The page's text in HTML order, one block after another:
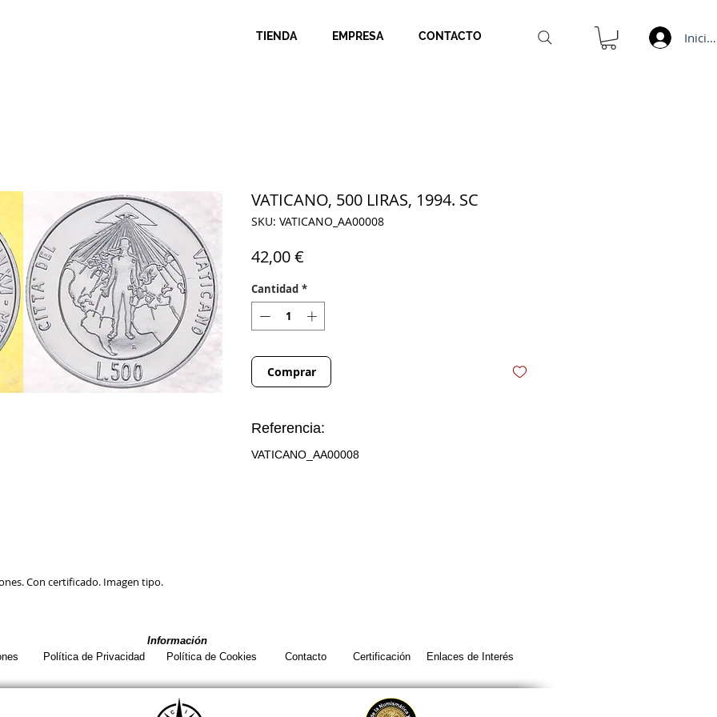
TIENDA EMPRESA CONTACTO
Con certificado. Imagen tipo.
VATICANO, 500 LIRAS, 1994. SC
SKU: VATICANO_AA00008
42,00 €
Cantidad *
Comprar
Referencia:
VATICANO_AA00008
Información
Política de Privacidad Política de Cookies Contacto Certificación Enlaces de Interés